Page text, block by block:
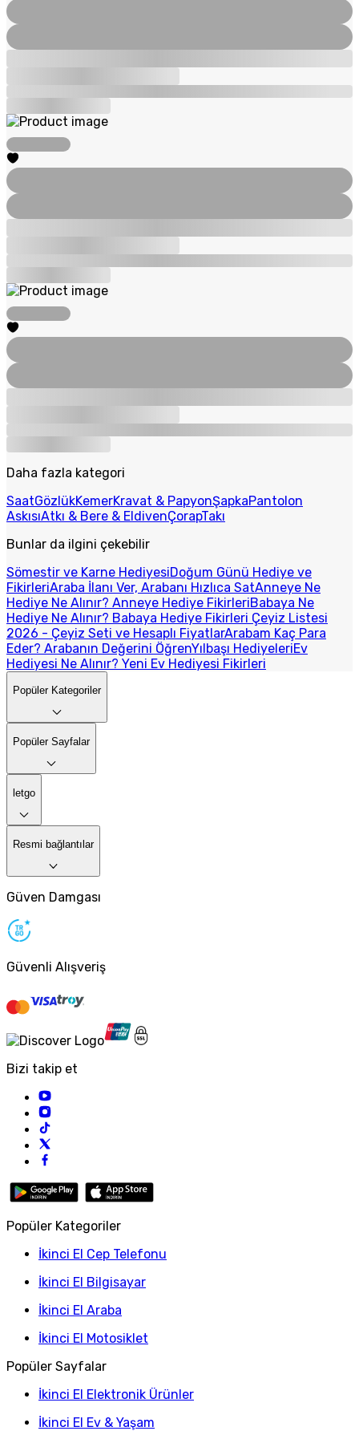
Daha fazla kategori
SaatGözlükKemerKravat & PapyonŞapkaPantolon
AskısıAtkı & Bere & EldivenÇorapTakı
Bunlar da ilgini çekebilir
Sömestir ve Karne HediyesiDoğum Günü Hediye ve
FikirleriAraba İlanı Ver, Arabanı Hızlıca SatAnneye Ne
Hediye Ne Alınır? Anneye Hediye FikirleriBabaya Ne
Hediye Ne Alınır? Babaya Hediye Fikirleri Çeyiz Listesi
2026 - Çeyiz Seti ve Hesaplı FiyatlarArabam Kaç Para
Eder? Arabanın Değerini ÖğrenYılbaşı HediyeleriEv
Hediyesi Ne Alınır? Yeni Ev Hediyesi Fikirleri
Popüler Kategoriler
Popüler Sayfalar
letgo
Resmi bağlantılar
Güven Damgası
Güvenli Alışveriş
Bizi takip et
Popüler Kategoriler
İkinci El Cep Telefonu
İkinci El Bilgisayar
İkinci El Araba
İkinci El Motosiklet
Popüler Sayfalar
İkinci El Elektronik Ürünler
İkinci El Ev & Yaşam